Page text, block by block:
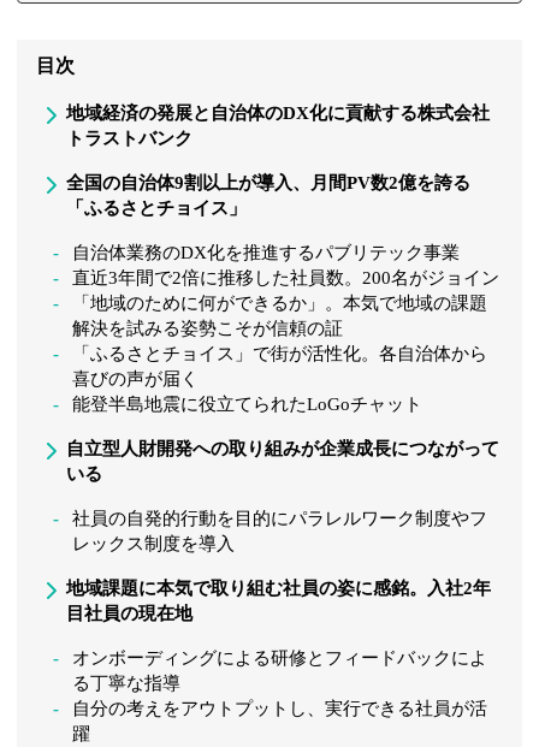
目次
地域経済の発展と自治体のDX化に貢献する株式会社
トラストバンク
全国の自治体9割以上が導入、月間PV数2億を誇る
「ふるさとチョイス」
自治体業務のDX化を推進するパブリテック事業
直近3年間で2倍に推移した社員数。200名がジョイン
「地域のために何ができるか」。本気で地域の課題
解決を試みる姿勢こそが信頼の証
「ふるさとチョイス」で街が活性化。各自治体から
喜びの声が届く
能登半島地震に役立てられたLoGoチャット
自立型人財開発への取り組みが企業成長につながって
いる
社員の自発的行動を目的にパラレルワーク制度やフ
レックス制度を導入
地域課題に本気で取り組む社員の姿に感銘。入社2年
目社員の現在地
オンボーディングによる研修とフィードバックによ
る丁寧な指導
自分の考えをアウトプットし、実行できる社員が活
躍